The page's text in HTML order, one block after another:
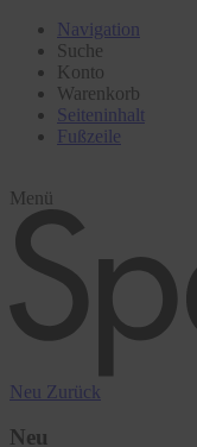
Navigation
Suche
Konto
Warenkorb
Seiteninhalt
Fußzeile
Menü
Neu Zurück
Neu